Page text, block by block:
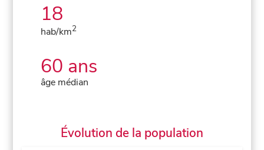
18
hab/km2
60 ans
âge médian
Évolution de la population